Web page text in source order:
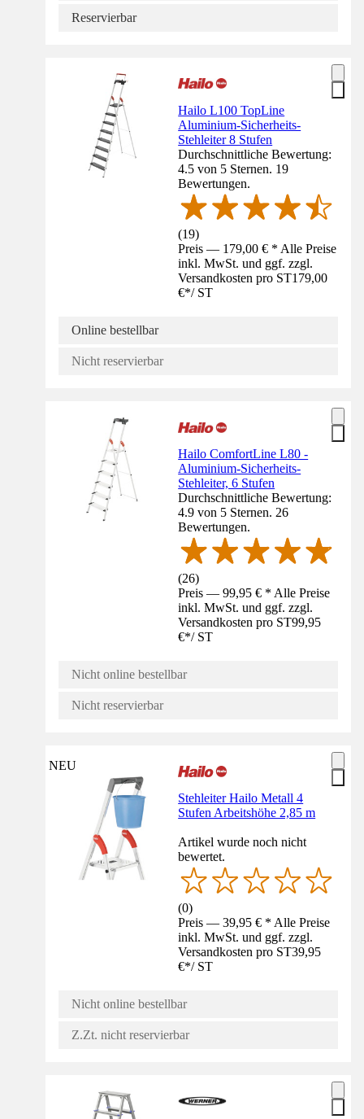
Reservierbar
Hailo L100 TopLine
Aluminium-Sicherheits-
Stehleiter 8 Stufen
Durchschnittliche Bewertung:
4.5 von 5 Sternen. 19
Bewertungen.
(19)
Preis — 179,00 € * Alle Preise
inkl. MwSt. und ggf. zzgl.
Versandkosten pro ST179,00
€*/ ST
Online bestellbar
Nicht reservierbar
Hailo ComfortLine L80 -
Aluminium-Sicherheits-
Stehleiter, 6 Stufen
Durchschnittliche Bewertung:
4.9 von 5 Sternen. 26
Bewertungen.
(26)
Preis — 99,95 € * Alle Preise
inkl. MwSt. und ggf. zzgl.
Versandkosten pro ST99,95
€*/ ST
Nicht online bestellbar
Nicht reservierbar
NEU
Stehleiter Hailo Metall 4
Stufen Arbeitshöhe 2,85 m
Artikel wurde noch nicht
bewertet.
(0)
Preis — 39,95 € * Alle Preise
inkl. MwSt. und ggf. zzgl.
Versandkosten pro ST39,95
€*/ ST
Nicht online bestellbar
Z.Zt. nicht reservierbar